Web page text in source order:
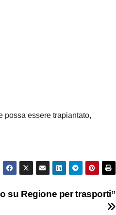
possa essere trapiantato,
su Regione per trasporti”